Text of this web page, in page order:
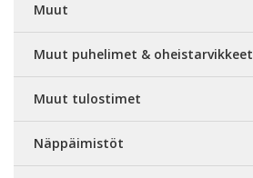
Muut
Muut puhelimet & oheistarvikkeet
Muut tulostimet
Näppäimistöt